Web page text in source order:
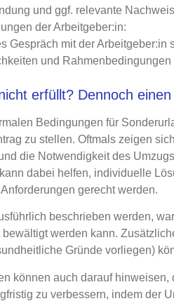
und ggf. relevante
der Arbeitgeber:in:
Gespräch mit der Arbeitgeber:in
und Rahmenbedingungen
erfüllt? Dennoch
Bedingungen für
zu stellen. Oftmals zeigen
die Notwendigkeit des
dabei helfen, individuelle
gerecht werden.
beschrieben werden,
werden kann.
Gründe vorliegen)
können auch darauf
zu verbessern, indem der